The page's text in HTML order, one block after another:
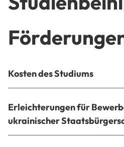
Kosten des Studiums
Erleichterungen für
ukrainischer